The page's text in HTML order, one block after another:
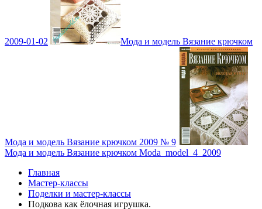
2009-01-02 Мода и модель Вязание крючком
Мода и модель Вязание крючком 2009 № 9
Мода и модель Вязание крючком Moda_model_4_2009
Главная
Мастер-классы
Поделки и мастер-классы
Подкова как ёлочная игрушка.